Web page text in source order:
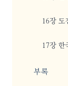
16장 도
17장 한
부록